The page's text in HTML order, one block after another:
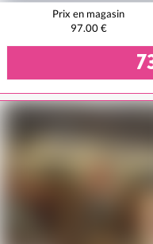
Prix en magasin
97.00 €